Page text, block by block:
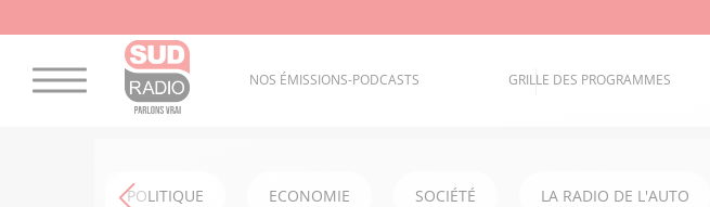
NOS ÉMISSIONS-PODCASTS GRILLE DES PROGRAMMES
POLITIQUE ECONOMIE SOCIÉTÉ LA RADIO DE L'AUTO